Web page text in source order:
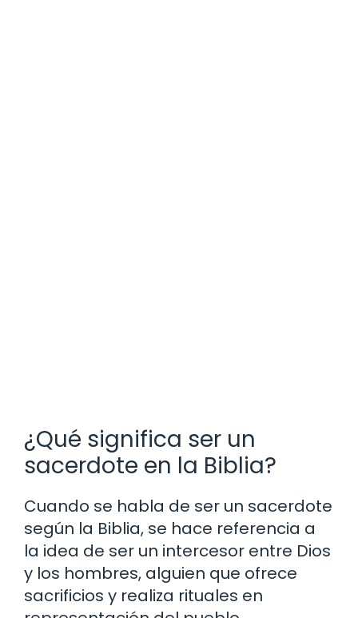
¿Qué significa ser un
sacerdote en la Biblia?
Cuando se habla de ser un sacerdote
según la Biblia, se hace referencia a
la idea de ser un intercesor entre Dios
y los hombres, alguien que ofrece
sacrificios y realiza rituales en